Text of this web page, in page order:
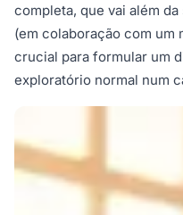
completa, que vai além
(em colaboração com um
crucial para formular um
exploratório normal num